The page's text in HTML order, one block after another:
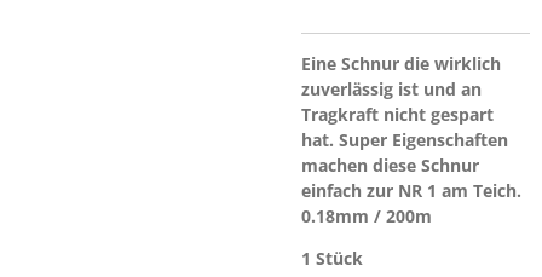
Eine Schnur die wirklich
zuverlässig ist und an
Tragkraft nicht gespart
hat. Super Eigenschaften
machen diese Schnur
einfach zur NR 1 am Teich.
0.18mm / 200m
1 Stück